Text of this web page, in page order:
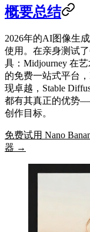
概要总结
2026年的AI图像生
使用。在亲身测试
具： Midjourney 在艺
的免费一站式平台，
现卓越， Stable
都有其真正的优势
创作目标。
免费试用 Nano
器 →